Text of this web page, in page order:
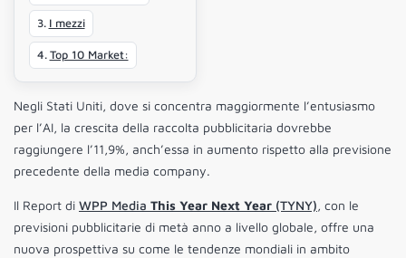
I mezzi
Top 10 Market:
Negli Stati Uniti, dove si concentra maggiormente l’entusiasmo
per l’AI, la crescita della raccolta pubblicitaria dovrebbe
raggiungere l’11,9%, anch’essa in aumento rispetto alla previsione
precedente della media company.
Il Report di WPP Media This Year Next Year (TYNY), con le
previsioni pubblicitarie di metà anno a livello globale, offre una
nuova prospettiva su come le tendenze mondiali in ambito